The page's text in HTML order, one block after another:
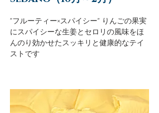
"フルーティー×スパイシー" りんごの果実
にスパイシーな生姜とセロリの風味をほ
んのり効かせたスッキリと健康的なテイ
ストです